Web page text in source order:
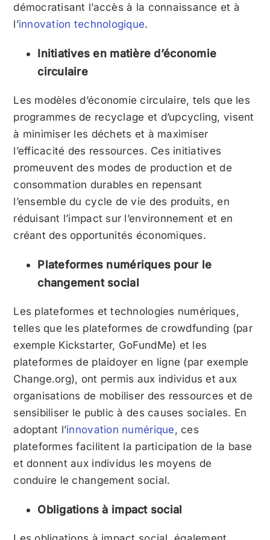
démocratisant l’accès à la connaissance et à
l’innovation technologique.
Initiatives en matière d’économie
circulaire
Les modèles d’économie circulaire, tels que les
programmes de recyclage et d’upcycling, visent
à minimiser les déchets et à maximiser
l’efficacité des ressources. Ces initiatives
promeuvent des modes de production et de
consommation durables en repensant
l’ensemble du cycle de vie des produits, en
réduisant l’impact sur l’environnement et en
créant des opportunités économiques.
Plateformes numériques pour le
changement social
Les plateformes et technologies numériques,
telles que les plateformes de crowdfunding (par
exemple Kickstarter, GoFundMe) et les
plateformes de plaidoyer en ligne (par exemple
Change.org), ont permis aux individus et aux
organisations de mobiliser des ressources et de
sensibiliser le public à des causes sociales. En
adoptant l’innovation numérique , ces
plateformes facilitent la participation de la base
et donnent aux individus les moyens de
conduire le changement social.
Obligations à impact social